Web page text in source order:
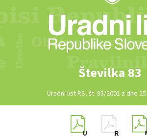
Številka 83
Uradni list RS, št. 83/2001 z dne